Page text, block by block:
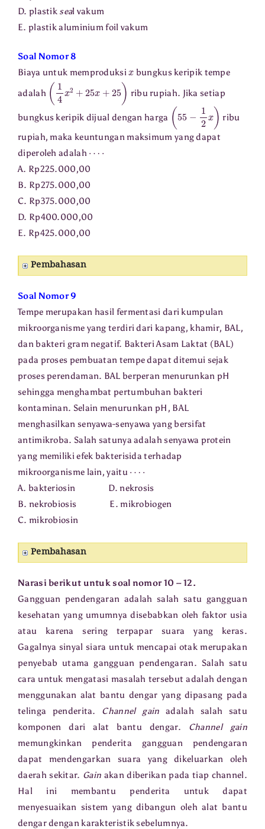
D. plastik seal vakum
E. plastik aluminium foil vakum
Soal Nomor 8
Biaya untuk memproduksi
bungkus keripik tempe
adalah (1 4x 2+ 25x+ ribu rupiah. Jika setiap
bungkus keripik dijual dengan harga (55− x)
ribu
rupiah, maka keuntungan maksimum yang dapat
diperoleh adalah
A. Rp225.000,00
B. Rp275.000,00
C. Rp375.000,00
D. Rp400.000,00
E. Rp425.000,00
Pembahasan
Soal Nomor 9
Tempe merupakan hasil fermentasi dari kumpulan
mikroorganisme yang terdiri dari kapang, khamir, BAL,
dan bakteri gram negatif. Bakteri Asam Laktat (BAL)
pada proses pembuatan tempe dapat ditemui sejak
proses perendaman. BAL berperan menurunkan pH
sehingga menghambat pertumbuhan bakteri
kontaminan. Selain menurunkan pH, BAL
menghasilkan senyawa-senyawa yang bersifat
antimikroba. Salah satunya adalah senyawa protein
yang memiliki efek bakterisida terhadap
mikroorganisme lain, yaitu
A. bakteriosin D. nekrosis
B. nekrobiosis E. mikrobiogen
C. mikrobiosin
Pembahasan
Narasi berikut untuk soal nomor 10 – 12.
Gangguan pendengaran adalah salah satu gangguan
kesehatan yang umumnya disebabkan oleh faktor usia
atau karena sering terpapar suara yang keras.
Gagalnya sinyal siara untuk mencapai otak merupakan
penyebab utama gangguan pendengaran. Salah satu
cara untuk mengatasi masalah tersebut adalah dengan
menggunakan alat bantu dengar yang dipasang pada
telinga penderita. Channel gain adalah salah satu
komponen dari alat bantu dengar. Channel gain
memungkinkan penderita gangguan pendengaran
dapat mendengarkan suara yang dikeluarkan oleh
daerah sekitar. Gain akan diberikan pada tiap channel.
Hal ini membantu penderita untuk dapat
menyesuaikan sistem yang dibangun oleh alat bantu
dengar dengan karakteristik sebelumnya.